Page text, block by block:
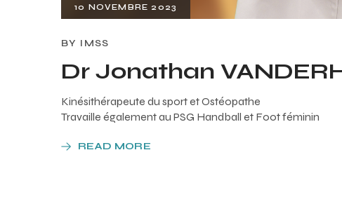
10 NOVEMBRE 2023
BY IMSS
Dr Jonathan
Kinésithérapeute du sport et Ostéopathe
Travaille également au PSG Handball et Foot féminin
READ MORE